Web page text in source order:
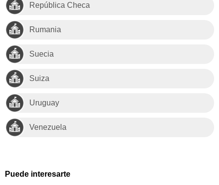
República Checa
Rumania
Suecia
Suiza
Uruguay
Venezuela
Puede interesarte